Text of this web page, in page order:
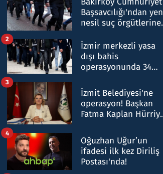
Başsavcılığı'ndan
nesil suç örgütlerine
hakkında gözaltı
İzmir merkezli yasa
dışı bahis
operasyonunda 34
Milyar liralık para
trafiği tespit edildi
2
İzmit Belediyesi'ne
operasyon! Başkan
Fatma Kaplan
3
Oğuzhan Uğur’un
ifadesi ilk kez Diriliş
Postası'nda!
4